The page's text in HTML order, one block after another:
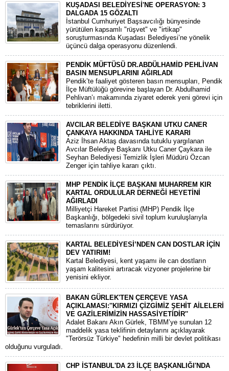
KUŞADASI BELEDİYESİ'NE OPERASYON: 3
DALGADA 15 GÖZALTI
​İstanbul Cumhuriyet Başsavcılığı bünyesinde
yürütülen kapsamlı "rüşvet" ve "irtikap"
soruşturmasında Kuşadası Belediyesi’ne yönelik
üçüncü dalga operasyonu düzenlendi.
PENDİK MÜFTÜSÜ DR.ABDÜLHAMİD PEHLİVAN
BASIN MENSUPLARINI AĞIRLADI
​Pendik’te faaliyet gösteren basın mensupları, Pendik
İlçe Müftülüğü görevine başlayan Dr. Abdulhamid
Pehlivan’ı makamında ziyaret ederek yeni görevi için
tebriklerini iletti.
AVCILAR BELEDİYE BAŞKANI UTKU CANER
ÇANKAYA HAKKINDA TAHLİYE KARARI
​Aziz İhsan Aktaş davasında tutuklu yargılanan
Avcılar Belediye Başkanı Utku Caner Çaykara ile
Seyhan Belediyesi Temizlik İşleri Müdürü Özcan
Zenger için tahliye kararı çıktı.
MHP PENDİK İLÇE BAŞKANI MUHARREM KIR
KARTAL ORDULULAR DERNEĞİ HEYETİNİ
AĞIRLADI
​Milliyetçi Hareket Partisi (MHP) Pendik İlçe
Başkanlığı, bölgedeki sivil toplum kuruluşlarıyla
temaslarını sürdürüyor.
KARTAL BELEDİYESİ’NDEN CAN DOSTLAR İÇİN
DEV YATIRIM!
Kartal Belediyesi, kent yaşamı ile can dostların
yaşam kalitesini artıracak vizyoner projelerine bir
yenisini ekliyor.
BAKAN GÜRLEK'TEN ÇERÇEVE YASA
AÇIKLAMASI:''KIRMIZI ÇİZGİMİZ ŞEHİT AİLELERİ
VE GAZİLERİMİZİN HASSASİYETİDİR''
Adalet Bakanı Akın Gürlek, TBMM’ye sunulan 12
maddelik yasa teklifinin detaylarını açıklayarak
"Terörsüz Türkiye" hedefinin milli bir devlet politikası
olduğunu vurguladı.
CHP İSTANBUL'DA 23 İLÇE BAŞKANLIĞI'NDA